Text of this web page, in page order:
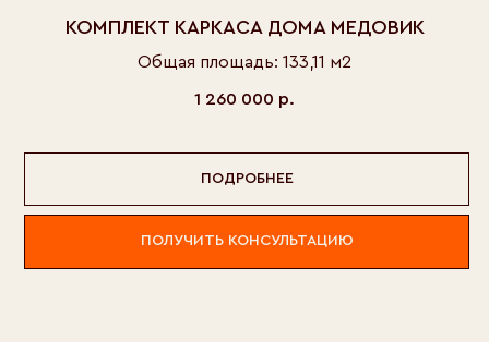
КОМПЛЕКТ КАРКАСА ДОМА МЕДОВИК
Общая площадь: 133,11 м2
1 260 000 р.
ПОДРОБНЕЕ
ПОЛУЧИТЬ КОНСУЛЬТАЦИЮ